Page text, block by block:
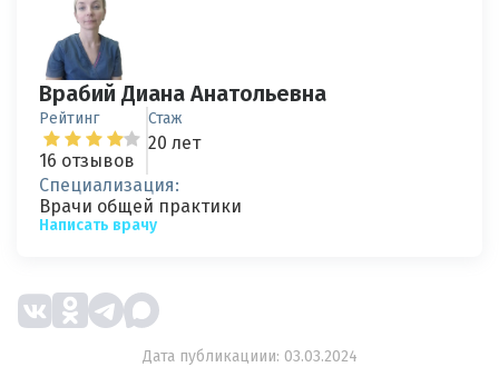
Врабий Диана Анатольевна
Рейтинг
16 отзывов
Стаж
20 лет
Специализация:
Врачи общей практики
Написать врачу
Дата публикациии: 03.03.2024